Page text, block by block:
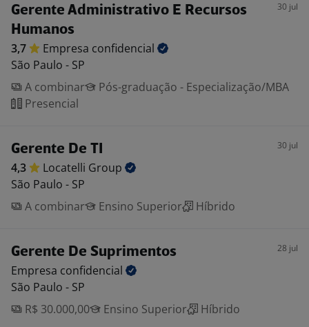
Gerente Administrativo E Recursos
Humanos
30 jul
3,7 Empresa confidencial
São Paulo - SP
A combinar
Pós-graduação - Especialização/MBA
Presencial
Gerente De TI 30 jul
4,3 Locatelli Group
São Paulo - SP
A combinar
Ensino Superior Híbrido
Gerente De Suprimentos 28 jul
Empresa confidencial
São Paulo - SP
R$ 30.000,00
Ensino Superior Híbrido